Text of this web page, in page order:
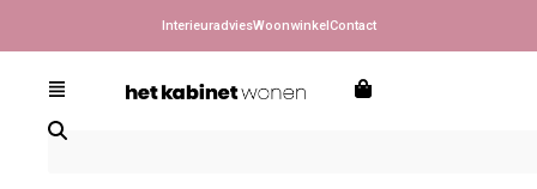
InterieuradviesWoonwinkelContact